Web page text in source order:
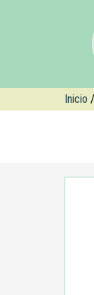
Inicio /